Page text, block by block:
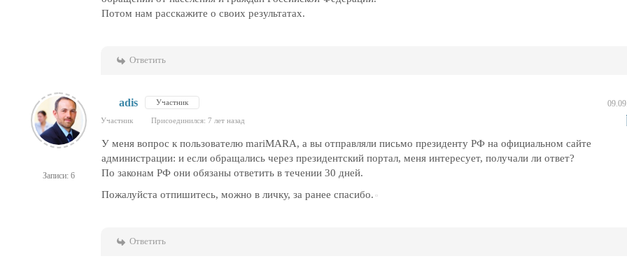
Потом нам расскажите о своих результатах.
Ответить
Записи: 6
adis Участник
Участник Присоединился: 7 лет назад
У меня вопрос к пользователю mariMARA, а вы отправляли письмо президенту РФ на официальном сайте
администрации: и если обращались через президентский портал, меня интересует, получали ли ответ?
По законам РФ они обязаны ответить в течении 30 дней.
Пожалуйста отпишитесь, можно в личку, за ранее спасибо.
Ответить